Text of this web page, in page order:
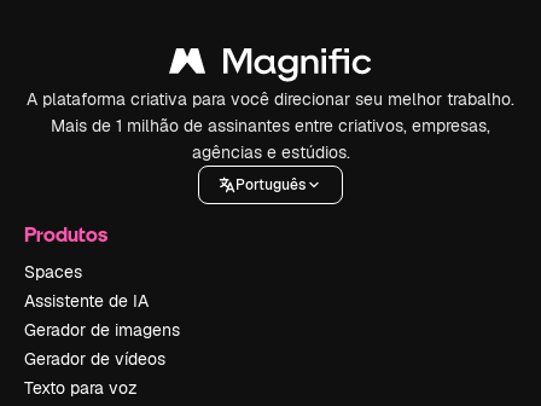
A plataforma criativa para você direcionar seu melhor trabalho.
Mais de 1 milhão de assinantes entre criativos, empresas,
agências e estúdios.
Português
Produtos
Spaces
Assistente de IA
Gerador de imagens
Gerador de vídeos
Texto para voz